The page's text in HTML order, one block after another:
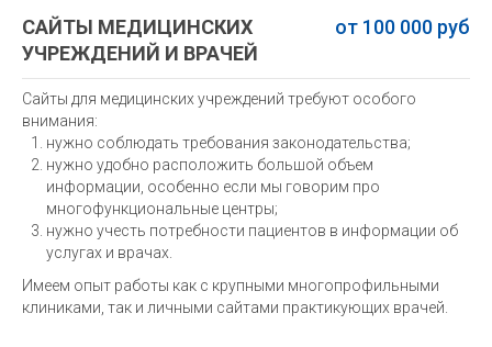
САЙТЫ МЕДИЦИНСКИХ
УЧРЕЖДЕНИЙ И ВРАЧЕЙ
от 100 000 руб
Сайты для медицинских учреждений требуют особого
внимания:
нужно соблюдать требования законодательства;
нужно удобно расположить большой объем
информации, особенно если мы говорим про
многофункциональные центры;
нужно учесть потребности пациентов в информации об
услугах и врачах.
Имеем опыт работы как с крупными многопрофильными
клиниками, так и личными сайтами практикующих врачей.